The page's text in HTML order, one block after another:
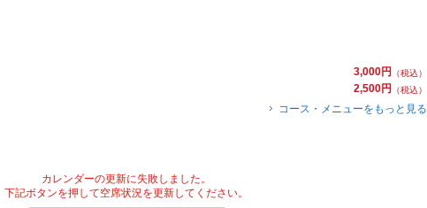
3,000円
（税込）
2,500円
（税込）
コース・メニューをもっと見る
カレンダーの更新に失敗しました。
下記ボタンを押して空席状況を更新してください。